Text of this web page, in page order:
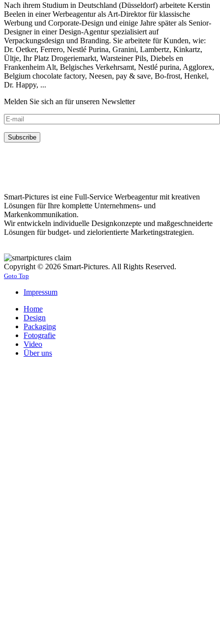
Nach ihrem Studium in Deutschland (Düsseldorf) arbeitete Kerstin
Beelen in einer Werbeagentur als Art-Direktor für klassische
Werbung und Corporate-Design und einige Jahre später als Senior-
Designer in einer Design-Agentur spezialisiert auf
Verpackungsdesign und Branding. Sie arbeitete für Kunden, wie:
Dr. Oetker, Ferrero, Nestlé Purina, Granini, Lambertz, Kinkartz,
Ültje, Ihr Platz Drogeriemarkt, Warsteiner Pils, Diebels en
Frankenheim Alt, Belgisches Verkehrsamt, Nestlé purina, Agglorex,
Belgium chocolate factory, Neesen, pay & save, Bo-frost, Henkel,
Dr. Happy, ...
Melden Sie sich an für unseren Newsletter
Smart-Pictures ist eine Full-Service Werbeagentur mit kreativen
Lösungen für Ihre komplette Unternehmens- und
Markenkommunikation.
Wir entwickeln individuelle Designkonzepte und maßgeschneiderte
Lösungen für budget- und zielorientierte Marketingstrategien.
Copyright © 2026 Smart-Pictures. All Rights Reserved.
Goto Top
Impressum
Home
Design
Packaging
Fotografie
Video
Über uns